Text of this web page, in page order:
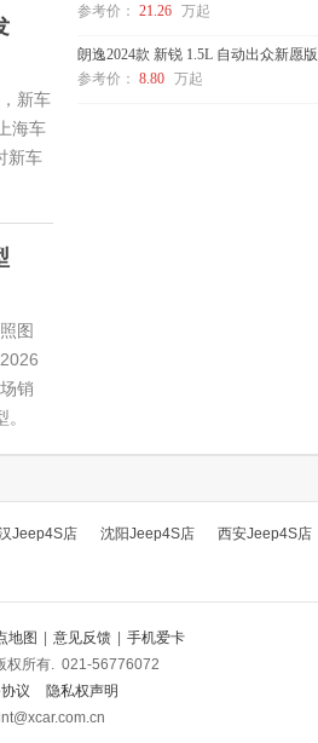
新车
海车
新车
图
销
参考价： 21.26 万起
朗逸2024款 新锐 1.5L 自动出众新愿版
参考价： 8.80 万起
Jeep4S店 沈阳Jeep4S店
西安Jeep4S店
地图 | 意见反馈 | 手机爱卡
权所有. 021-56776072
议
隐私权声明